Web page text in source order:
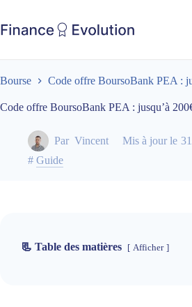
Bourse Code offre BoursoBank PEA :
Code offre BoursoBank PEA : jusqu’à
Par Vincent Mis à jour le
# Guide
📃 Table des matières Afficher